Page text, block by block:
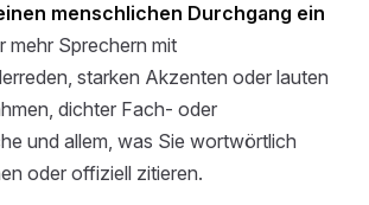
menschlichen Durchgang ein
mehr Sprechern mit
starken Akzenten oder lauten
dichter Fach- oder
und allem, was Sie wortwörtlich
oder offiziell zitieren.